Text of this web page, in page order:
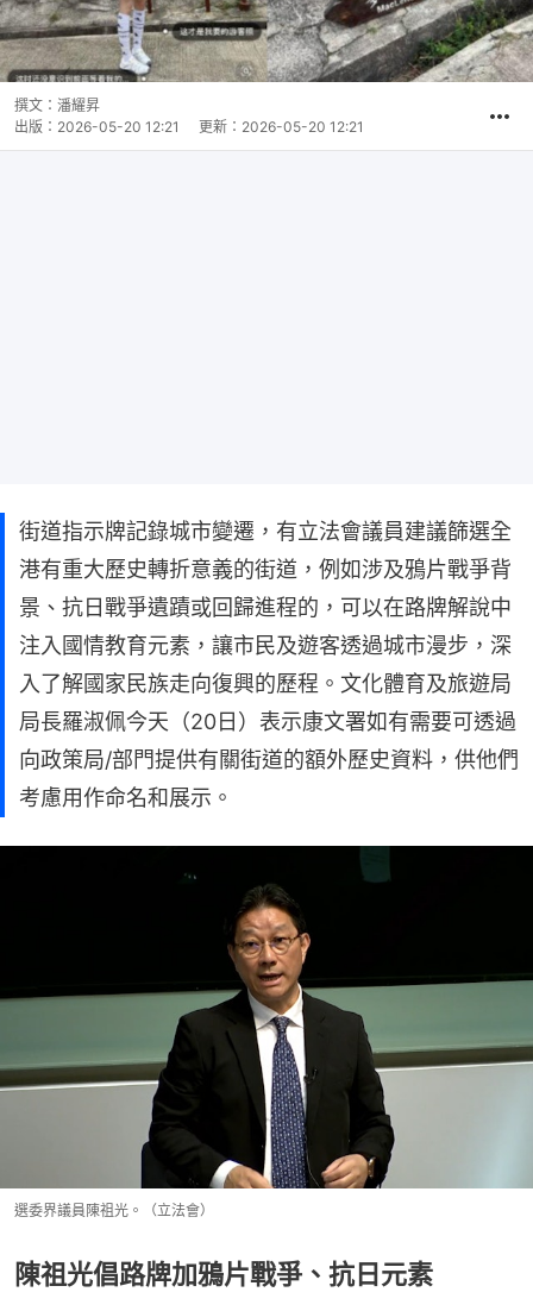
撰文： 潘耀昇
出版： 2026-05-20 12:21 更新： 2026-05-20 12:21
街道指示牌記錄城市變遷，有立法會議員建議篩選全
港有重大歷史轉折意義的街道，例如涉及鴉片戰爭背
景、抗日戰爭遺蹟或回歸進程的，可以在路牌解說中
注入國情教育元素，讓市民及遊客透過城市漫步，深
入了解國家民族走向復興的歷程。文化體育及旅遊局
局長羅淑佩今天（20日）表示康文署如有需要可透過
向政策局/部門提供有關街道的額外歷史資料，供他們
考慮用作命名和展示。
選委界議員陳祖光。（立法會）
陳祖光倡路牌加鴉片戰爭、抗日元素